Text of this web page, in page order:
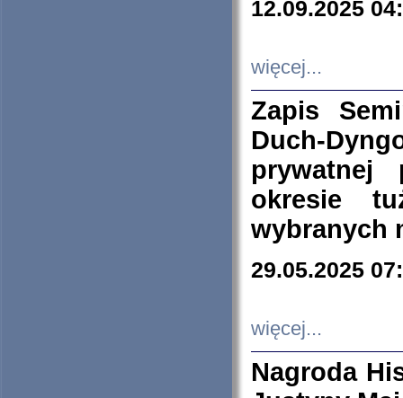
12.09.2025
więcej...
Zapis
Duch-
prywatnej
okresie
wybranych
29.05.2025
więcej...
Nagroda